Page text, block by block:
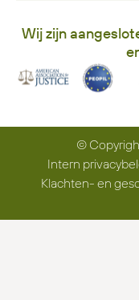
Wij zijn
©
Intern
Klachten- en